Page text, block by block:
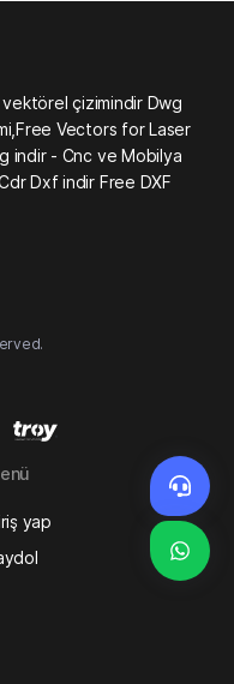
vektörel çizimindir Dwg
Vectors for Laser
indir - Cnc ve Mobilya
Dxf indir Free DXF
yap